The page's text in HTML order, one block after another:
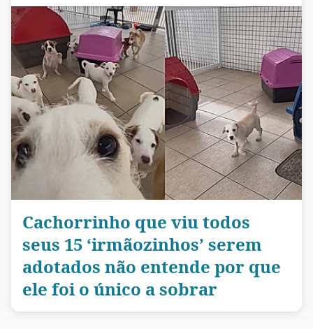
Cachorrinho que viu todos
seus 15 ‘irmãozinhos’ serem
adotados não entende por que
ele foi o único a sobrar